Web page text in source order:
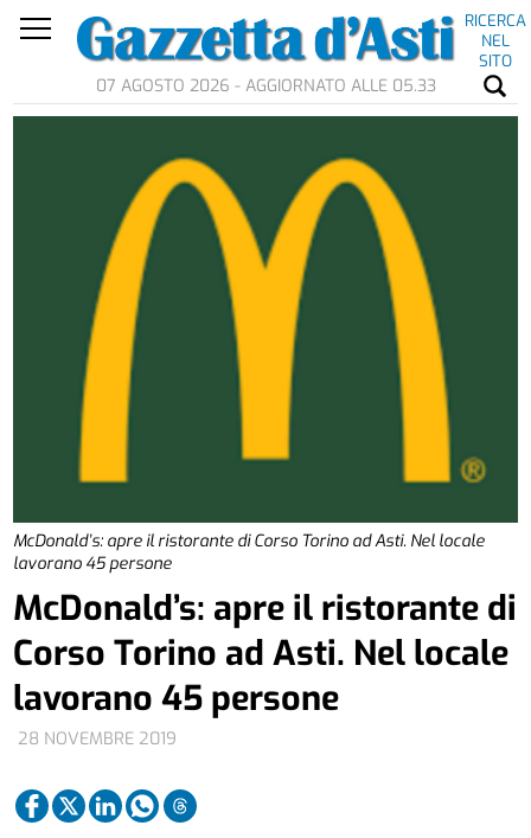
RICERCA
NEL
SITO
07 AGOSTO 2026 - AGGIORNATO ALLE 05.33
McDonald’s: apre il ristorante di Corso Torino ad Asti. Nel locale
lavorano 45 persone
28 NOVEMBRE 2019
McDonald’s: apre il ristorante di
Corso Torino ad Asti. Nel locale
lavorano 45 persone